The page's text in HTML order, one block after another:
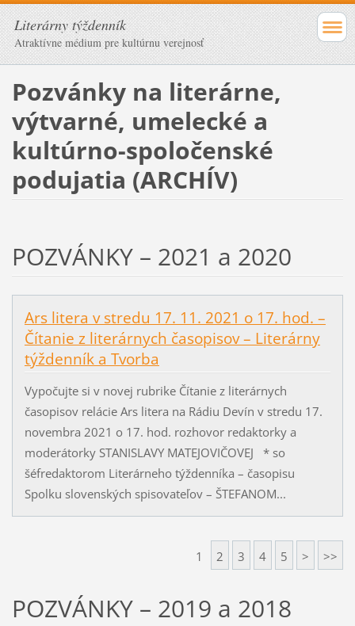
Literárny týždenník
Atraktívne médium pre kultúrnu verejnosť
Pozvánky na literárne,
výtvarné, umelecké a
kultúrno-spoločenské
podujatia (ARCHÍV)
POZVÁNKY – 2021 a 2020
Ars litera v stredu 17. 11. 2021 o 17. hod. –
Čítanie z literárnych časopisov – Literárny
týždenník a Tvorba
Vypočujte si v novej rubrike Čítanie z literárnych
časopisov relácie Ars litera na Rádiu Devín v stredu 17.
novembra 2021 o 17. hod. rozhovor redaktorky a
moderátorky STANISLAVY MATEJOVIČOVEJ * so
šéfredaktorom Literárneho týždenníka – časopisu
Spolku slovenských spisovateľov – ŠTEFANOM...
1 2 3 4 5 > >>
POZVÁNKY – 2019 a 2018